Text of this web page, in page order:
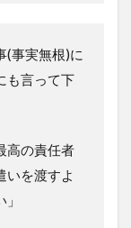
(事実無根)に
も言って下
高の責任者
いを渡すよ